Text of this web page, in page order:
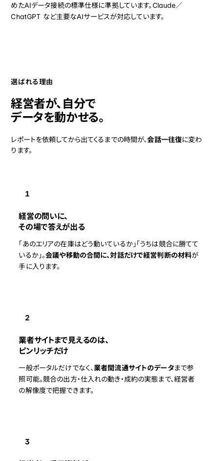
めたAIデータ接続の標準仕様に準拠しています。Claude／
ChatGPT など主要なAIサービスが対応しています。
選ばれる理由
経営者が、自分で
データを動かせる。
レポートを依頼してから出てくるまでの時間が、会話一往復に変わ
ります。
1
経営の問いに、
その場で答えが出る
「あのエリアの在庫はどう動いているか」「うちは競合に勝てて
いるか」。会議や移動の合間に、対話だけで経営判断の材料が
手に入ります。
2
業者サイトまで見えるのは、
ピンリッチだけ
一般ポータルだけでなく、業者間流通サイトのデータまで参
照可能。競合の出方・仕入れの動き・成約の実態まで、経営者
の解像度で把握できます。
3